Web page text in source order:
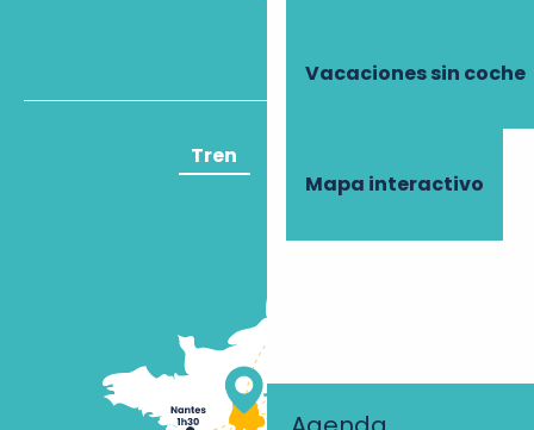
Vacaciones sin coche
Mapa interactivo
Tren